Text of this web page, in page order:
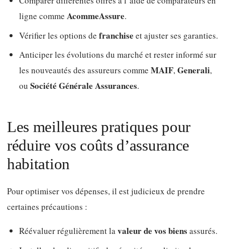
ligne comme AcommeAssure.
Vérifier les options de franchise et ajuster ses garanties.
Anticiper les évolutions du marché et rester informé sur
les nouveautés des assureurs comme MAIF,Generali,
ou Société Générale Assurances.
Les meilleures pratiques pour
réduire vos coûts d’assurance
habitation
Pour optimiser vos dépenses, il est judicieux de prendre
certaines précautions :
Réévaluer régulièrement lavaleur de vos biens assurés.